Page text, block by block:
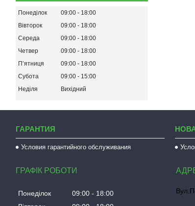
Понеділок 09:00
18:00
Вівторок
09:00
18:00
Середа
09:00
18:00
Четвер
09:00
18:00
Пʼятниця
09:00
18:00
Субота
09:00
15:00
Неділя
Вихідний
ГАРАНТИЯ
Условия гарантийного обслуживания
ГРАФІК РОБОТИ
Понеділок 09:00
18:00